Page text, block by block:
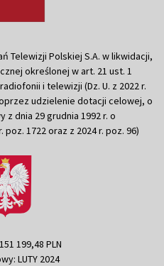
Telewizji Polskiej S.A. w likwidacji,
określonej w art. 21 ust. 1
i telewizji (Dz. U. z 2022 r.
udzielenie dotacji celowej, o
z dnia 29 grudnia 1992 r. o
1722 oraz z 2024 r. poz. 96)
199,48 PLN
LUTY 2024